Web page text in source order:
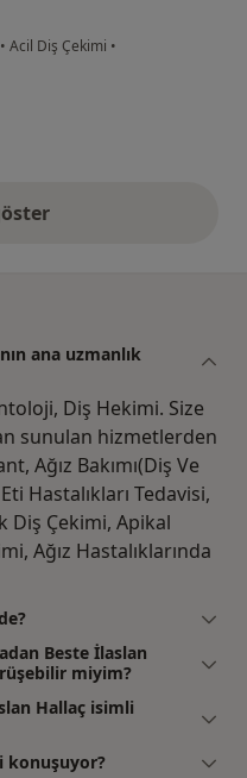
• Acil Diş Çekimi •
görüşler
ana uzmanlık
Diş Hekimi. Size
sunulan hizmetlerden
Ağız Bakımı(Diş Ve
Hastalıkları Tedavisi,
Diş Çekimi, Apikal
Ağız Hastalıklarında
Beste İlaslan
miyim?
Hallaç isimli
konuşuyor?